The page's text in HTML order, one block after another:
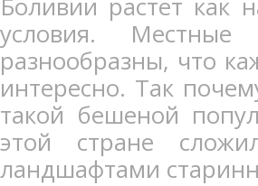
условия. Местные
разнообразны, что
интересно. Так
такой бешеной
этой стране
ландшафтами